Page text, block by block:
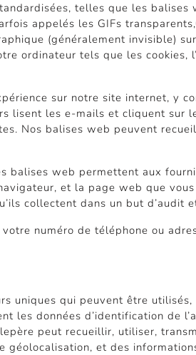
telles que les
appelés les GIFs
(généralement invisible)
ordinateur tels que les cookies,
sur notre site internet, y
lisent les e-mails et cliquent sur
Nos balises web peuvent
balises web permettent aux
et la page web que
collectent dans un but d’audit
numéro de téléphone ou
uniques qui peuvent être
les données d’identification de
peut recueillir, utiliser,
géolocalisation, et des